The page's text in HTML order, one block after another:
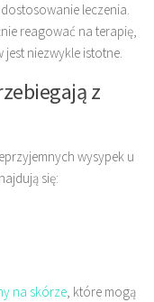
leczenia.
reagować na terapię,
niezwykle istotne.
z
wysypek u
się:
na skórze, które mogą